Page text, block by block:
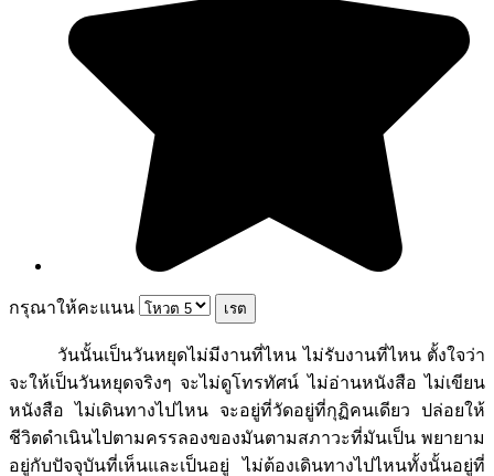
กรุณาให้คะแนน
วันนั้นเป็นวันหยุดไม่มีงานที่ไหน ไม่รับงานที่ไหน ตั้งใจว่า
จะให้เป็นวันหยุดจริงๆ จะไม่ดูโทรทัศน์ ไม่อ่านหนังสือ ไม่เขียน
หนังสือ ไม่เดินทางไปไหน จะอยู่ที่วัดอยู่ที่กุฏิคนเดียว ปล่อยให้
ชีวิตดำเนินไปตามครรลองของมันตามสภาวะที่มันเป็น พยายาม
อยู่กับปัจจุบันที่เห็นและเป็นอยู่ ไม่ต้องเดินทางไปไหนทั้งนั้นอยู่ที่